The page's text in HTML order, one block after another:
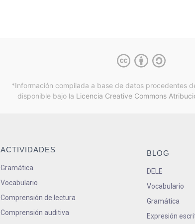
*Información compilada a base de datos procedentes
disponible bajo la Licencia Creative Commons
ACTIVIDADES
Gramática
Vocabulario
Comprensión de lectura
Comprensión auditiva
BLOG
DELE
Vocabulario
Gramática
Expresión